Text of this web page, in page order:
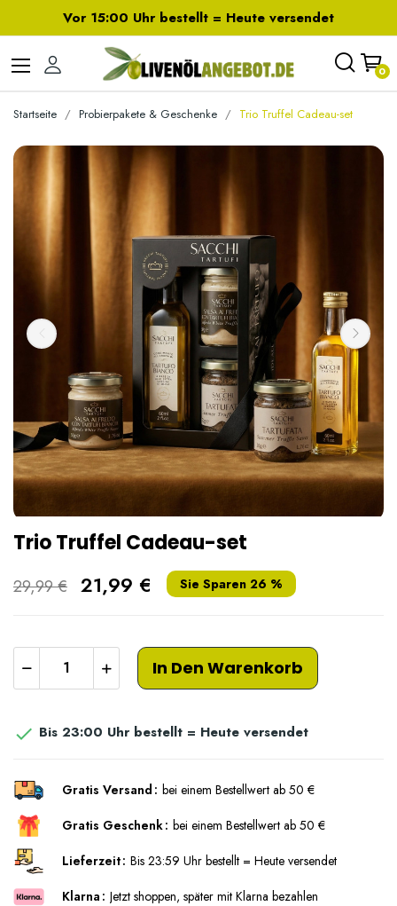
Vor 15:00 Uhr bestellt = Heute versendet
0
Startseite Probierpakete & Geschenke Trio Truffel Cadeau-set
Trio Truffel Cadeau-set
29,99 € 21,99 € Sie Sparen 26 %
In Den Warenkorb
 Bis 23:00 Uhr bestellt = Heute versendet
Gratis Versand bei einem Bestellwert ab 50 €
Gratis Geschenk bei einem Bestellwert ab 50 €
Lieferzeit Bis 23:59 Uhr bestellt = Heute versendet
Klarna Jetzt shoppen, später mit Klarna bezahlen